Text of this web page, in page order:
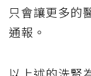
只會讓更多的
通報。